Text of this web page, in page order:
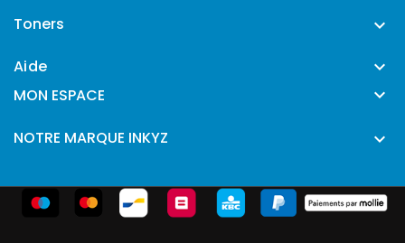
Toners 
Aide 
MON ESPACE 
NOTRE MARQUE INKYZ 